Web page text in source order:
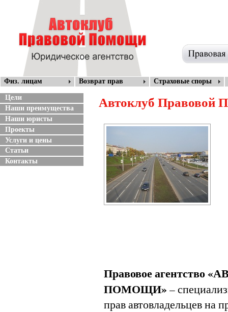
Физ. лицам Возврат прав Страховые споры
Цели
Наши преимущества
Наши юристы
Проекты
Услуги и цены
Статьи
Контакты
Автоклуб Правовой
Правовоеагентство
ПОМОЩИ» –
прав автовладельцев на